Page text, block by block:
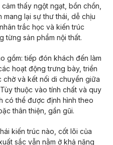
thấy ngột ngạt, bồn chồn,
lại sự thư thái, dễ chịu
trắc học và kiến trúc
từng sản phẩm nội thất.
gồm: tiếp đón khách đến làm
hoạt động trưng bày, triển
chờ và kết nối di chuyển giữa
thuộc vào tính chất và quy
có thể được định hình theo
thân thiện, gần gũi.
kiến trúc nào, cốt lõi của
sắc vẫn nằm ở khả năng